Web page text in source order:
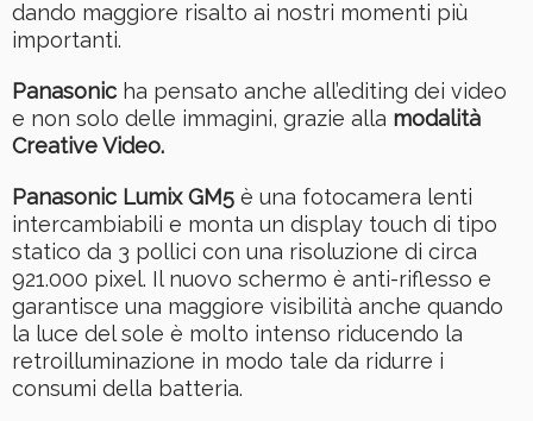
dando maggiore risalto ai nostri momenti più
importanti.
Panasonic ha pensato anche all’editing dei video
e non solo delle immagini, grazie alla modalità
Creative Video.
Panasonic Lumix GM5 è una fotocamera lenti
intercambiabili e monta un display touch di tipo
statico da 3 pollici con una risoluzione di circa
921.000 pixel. Il nuovo schermo è anti-riflesso e
garantisce una maggiore visibilità anche quando
la luce del sole è molto intenso riducendo la
retroilluminazione in modo tale da ridurre i
consumi della batteria.